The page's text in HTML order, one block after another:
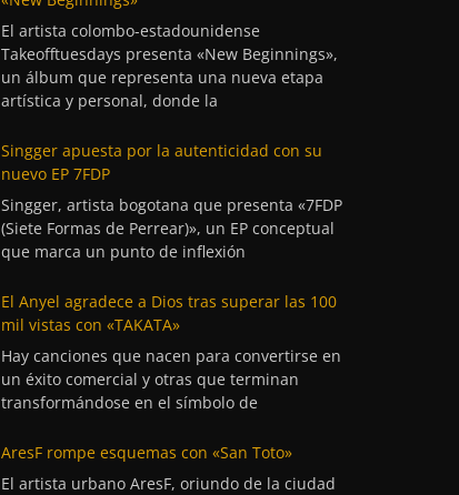
El artista colombo-estadounidense
Takeofftuesdays presenta «New Beginnings»,
un álbum que representa una nueva etapa
artística y personal, donde la
Singger apuesta por la autenticidad con su
nuevo EP 7FDP
Singger, artista bogotana que presenta «7FDP
(Siete Formas de Perrear)», un EP conceptual
que marca un punto de inflexión
El Anyel agradece a Dios tras superar las 100
mil vistas con «TAKATA»
Hay canciones que nacen para convertirse en
un éxito comercial y otras que terminan
transformándose en el símbolo de
AresF rompe esquemas con «San Toto»
El artista urbano AresF, oriundo de la ciudad